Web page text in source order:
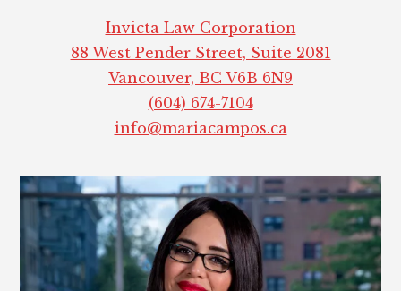
Invicta Law Corporation
88 West Pender Street, Suite 2081
Vancouver, BC V6B 6N9
(604) 674-7104
info@mariacampos.ca